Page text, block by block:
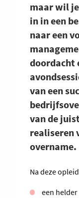
maar wil
in in een
naar een
doordacht
van een
van de
realiseren
overname.
Na deze
een